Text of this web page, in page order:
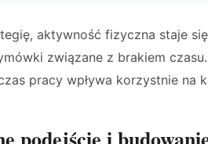
aktywność fizyczna staje
związane z brakiem
pracy wpływa korzystnie na